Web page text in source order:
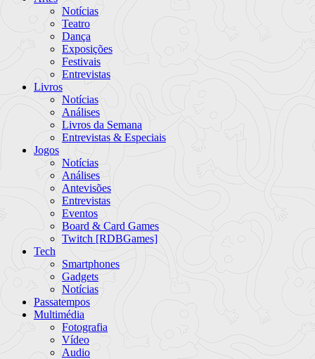
Notícias
Teatro
Dança
Exposições
Festivais
Entrevistas
Livros
Notícias
Análises
Livros da Semana
Entrevistas & Especiais
Jogos
Notícias
Análises
Antevisões
Entrevistas
Eventos
Board & Card Games
Twitch [RDBGames]
Tech
Smartphones
Gadgets
Notícias
Passatempos
Multimédia
Fotografia
Vídeo
Audio